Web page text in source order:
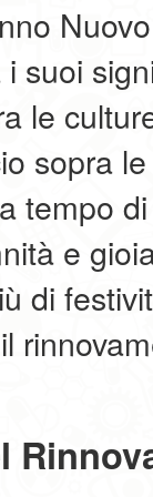
suoi
le
sopra
tempo
e
di